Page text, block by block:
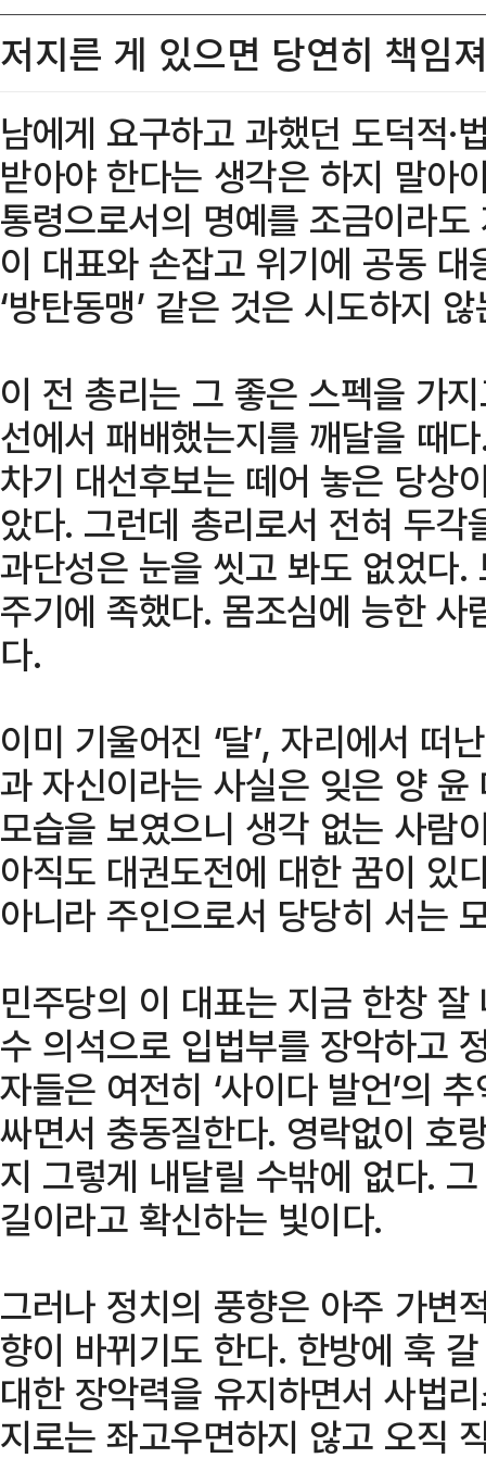
저지른 게 있으면 당연히 책임
남에게 요구하고 과했던 도덕적·
받아야 한다는 생각은 하지 말아
통령으로서의 명예를 조금이라
이 대표와 손잡고 위기에 공동
‘방탄동맹’ 같은 것은 시도하지
이 전 총리는 그 좋은 스펙을 가
선에서 패배했는지를 깨달을 때
차기 대선후보는 떼어 놓은 당상
았다. 그런데 총리로서 전혀 두각
과단성은 눈을 씻고 봐도 없었다
주기에 족했다. 몸조심에 능한
다.
이미 기울어진 ‘달’, 자리에서 떠
과 자신이라는 사실은 잊은 양
모습을 보였으니 생각 없는 사람
아직도 대권도전에 대한 꿈이 있
아니라 주인으로서 당당히 서는
민주당의 이 대표는 지금 한창 잘
수 의석으로 입법부를 장악하고
자들은 여전히 ‘사이다 발언’의
싸면서 충동질한다. 영락없이 호
지 그렇게 내달릴 수밖에 없다.
길이라고 확신하는 빛이다.
그러나 정치의 풍향은 아주 가변
향이 바뀌기도 한다. 한방에 훅
대한 장악력을 유지하면서 사법
지로는 좌고우면하지 않고 오직